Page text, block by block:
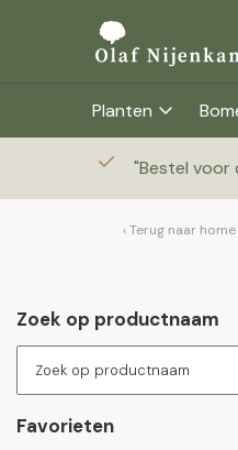
Planten
"Bestel voor
Terug naar home
Zoek op productnaam
Favorieten